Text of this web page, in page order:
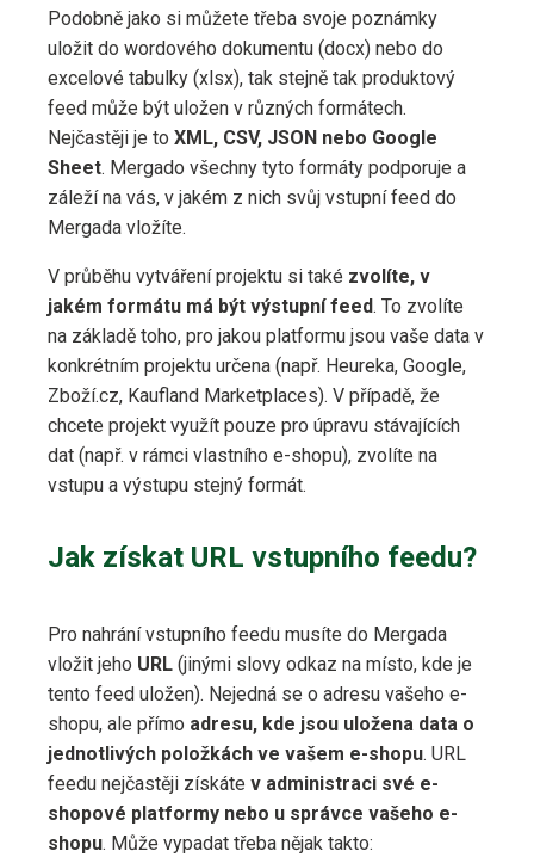
Podobně jako si můžete třeba svoje poznámky
uložit do wordového dokumentu (docx) nebo do
excelové tabulky (xlsx), tak stejně tak produktový
feed může být uložen v různých formátech.
Nejčastěji je to XML, CSV, JSON nebo Google
Sheet. Mergado všechny tyto formáty podporuje a
záleží na vás, v jakém z nich svůj vstupní feed do
Mergada vložíte.
V průběhu vytváření projektu si také zvolíte, v
jakém formátu má být výstupní feed. To zvolíte
na základě toho, pro jakou platformu jsou vaše data v
konkrétním projektu určena (např. Heureka, Google,
Zboží.cz, Kaufland Marketplaces). V případě, že
chcete projekt využít pouze pro úpravu stávajících
dat (např. v rámci vlastního e-shopu), zvolíte na
vstupu a výstupu stejný formát.
Jak získat URL vstupního feedu?
Pro nahrání vstupního feedu musíte do Mergada
vložit jeho URL (jinými slovy odkaz na místo, kde je
tento feed uložen). Nejedná se o adresu vašeho e-
shopu, ale přímo adresu, kde jsou uložena data o
jednotlivých položkách ve vašem e-shopu. URL
feedu nejčastěji získáte v administraci své e-
shopové platformy nebo u správce vašeho e-
shopu. Může vypadat třeba nějak takto: